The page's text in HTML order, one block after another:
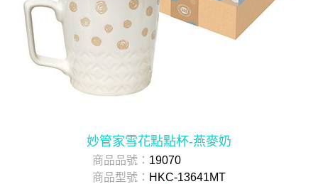
妙管家雪花點點杯-燕麥奶
商品品號： 19070
商品型號： HKC-13641MT